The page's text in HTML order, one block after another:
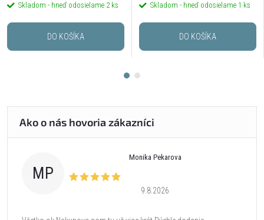
Skladom - hneď odosielame 2 ks
DO KOŠÍKA
Skladom - hneď odosielame 1 ks
DO KOŠÍKA
MP
Monika Pekarova
9.8.2026